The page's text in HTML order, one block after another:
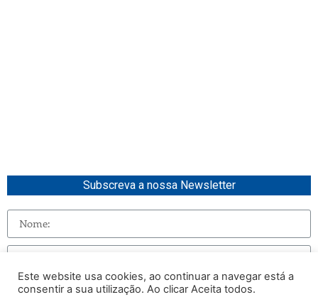
Subscreva a nossa Newsletter
Este website usa cookies, ao continuar a navegar está a
consentir a sua utilização. Ao clicar Aceita todos.